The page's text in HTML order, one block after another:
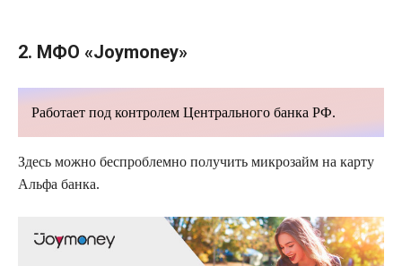
2. МФО «Joymoney»
Работает под контролем Центрального банка РФ.
Здесь можно беспроблемно получить микрозайм на карту
Альфа банка.